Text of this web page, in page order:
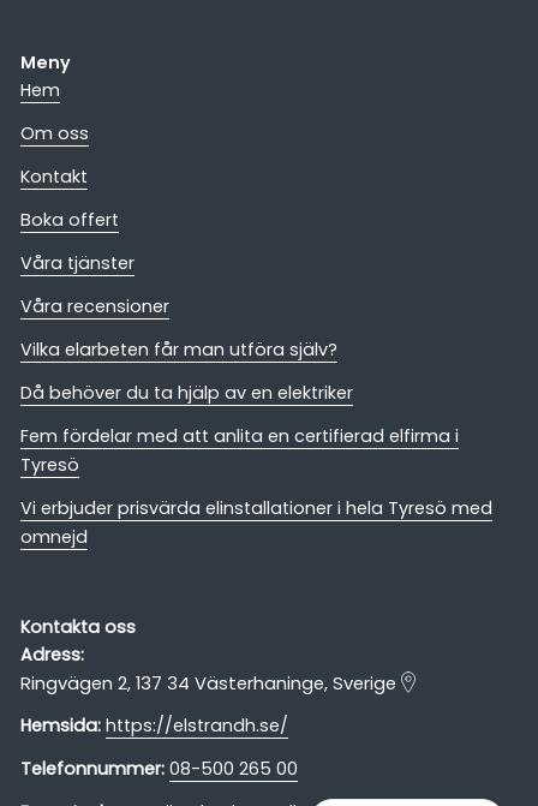
Meny
Hem
Om oss
Kontakt
Boka offert
Våra tjänster
Våra recensioner
Vilka elarbeten får man utföra själv?
Då behöver du ta hjälp av en elektriker
Fem fördelar med att anlita en certifierad elfirma i
Tyresö
Vi erbjuder prisvärda elinstallationer i hela Tyresö med
omnejd
Kontakta oss
Adress:
Ringvägen 2, 137 34 Västerhaninge, Sverige
Hemsida: https://elstrandh.se/
Telefonnummer: 08-500 265 00